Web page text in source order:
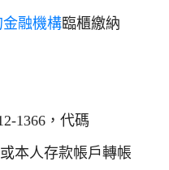
融機構臨櫃繳納
1366，代碼
本人存款帳戶轉帳